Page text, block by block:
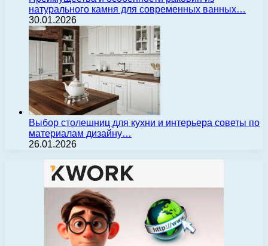
натурального камня для современных ванных…
30.01.2026
Выбор столешниц для кухни и интерьера советы по
материалам дизайну…
26.01.2026